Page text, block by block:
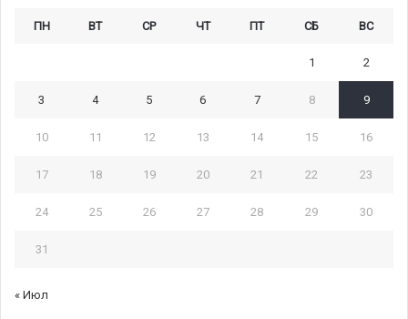
ПН ВТ СР ЧТ ПТ СБ ВС
1 2
3 4 5 6 7 8 9
10 11 12 13 14 15 16
17 18 19 20 21 22 23
24 25 26 27 28 29 30
31
« Июл